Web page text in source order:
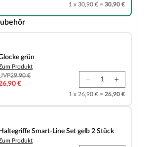
1 x 30,90 € = 30,90 €
grün
Produkt
29,90 €
€
1 x 26,90 € = 26,90 €
Set gelb 2 Stück
Haltegriffe Smart-Line Set gelb 2 Stück
Produkt